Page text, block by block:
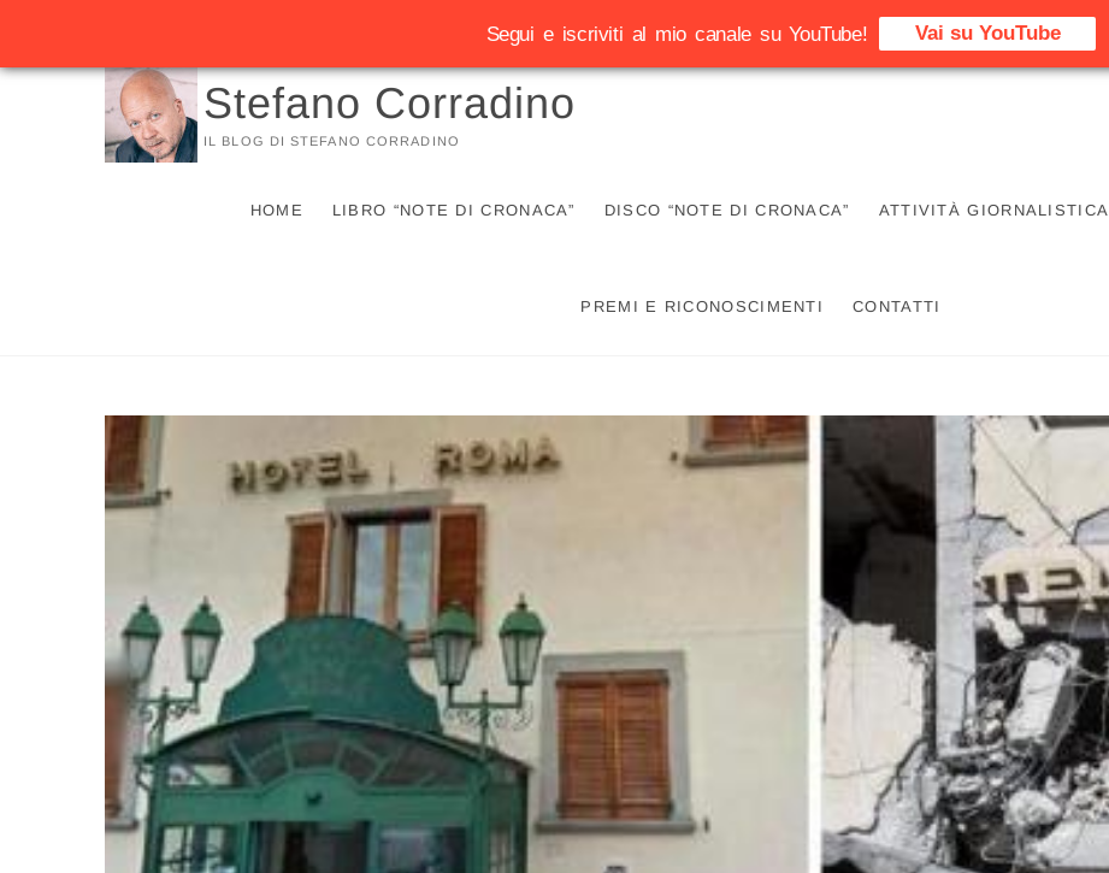
Vai
Stefano Corradino
IL BLOG DI STEFANO CORRADINO
HOME LIBRO “NOTE DI CRONACA” DISCO “NOTE DI CRONACA” ATTIVITÀ GIORNALISTICA
PREMI E RICONOSCIMENTI CONTATTI
Segui e iscriviti al mio canale su YouTube! Vai su YouTube